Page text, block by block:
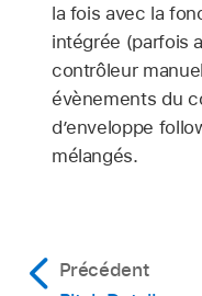
la fois avec la
intégrée (parfois
contrôleur
évènements du
d’enveloppe
mélangés.
Précédent